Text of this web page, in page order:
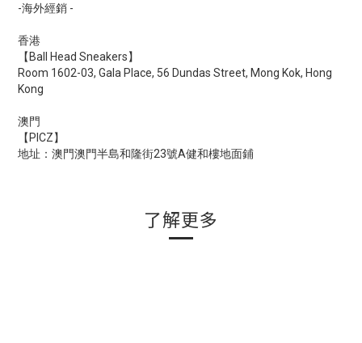
-海外經銷 -
香港
【Ball Head Sneakers】
Room 1602-03, Gala Place, 56 Dundas Street, Mong Kok, Hong
Kong
澳門
【PICZ】
地址：澳門澳門半島和隆街23號A健和樓地面鋪
了解更多